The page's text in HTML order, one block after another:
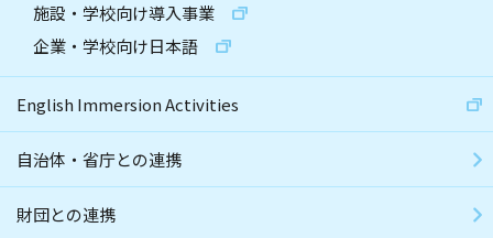
施設・学校向け導入事業
企業・学校向け日本語
English Immersion Activities
自治体・省庁との連携
財団との連携